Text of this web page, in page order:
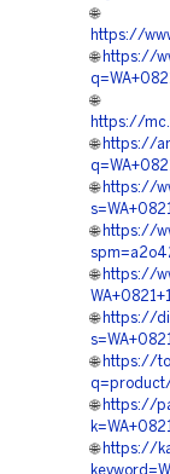
🌐
https://
🌐 https://
🌐
https://
🌐 https://
🌐 https://
🌐 https://
🌐 https://
🌐 https://
🌐 https://
q=product/
🌐 https://
🌐 https://